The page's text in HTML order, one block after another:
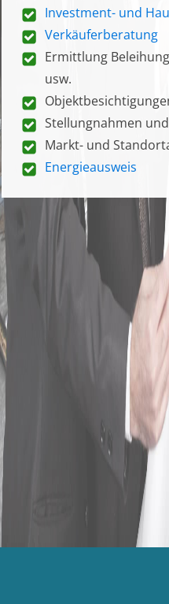
Investment- und
Verkäuferberatung
Ermittlung
usw.
Stellungnahmen
Markt- und
Energieausweis